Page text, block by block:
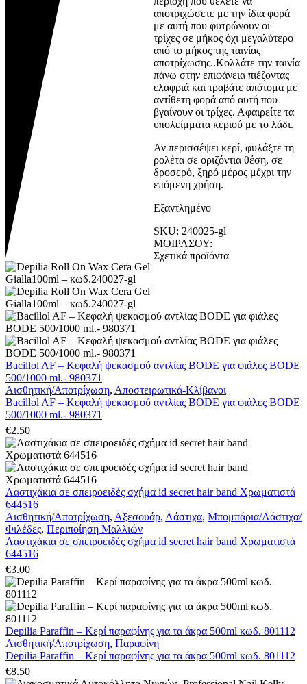
αποτριχώσετε με την ίδια φορά
με αυτή που φυτρώνουν οι
τρίχες σε μήκος όχι μεγαλύτερο
από το μήκος της ταινίας
αποτρίχωσης..Κολλάτε την ταινία
πάνω στην επιφάνεια πιέζοντας
ελαφριά και τραβάτε απότομα με
αντίθετη φορά από αυτή που
βγαίνουν οι τρίχες. Αφαιρείτε τα
υπολείμματα κεριού με το λάδι.
Αν περισσέψει κερί, φυλάξτε τη
ρολέτα σε οριζόντια θέση, σε
δροσερό, ξηρό μέρος μέχρι την
επόμενη χρήση.
Εξαντλημένο
SKU: 240025-gl
ΜΟΙΡΑΣΟΥ:
Σχετικά προϊόντα
Bacillol AF – Κεφαλή ψεκασμού αντλίας BODE για φιάλες BODE
500/1000 ml.- 980371
Αισθητική/Αποτρίχωση, Αποστειρωτικά-Κλίβανοι
Bacillol AF – Κεφαλή ψεκασμού αντλίας BODE για φιάλες BODE
500/1000 ml.- 980371
€2.50
Λαστιχάκια σε σπειροειδές σχήμα id secret hair band Χρωματιστά
644516
Αισθητική/Αποτρίχωση, Αξεσουάρ, Λάστιχα, Μπομπάρια/Λάστιχα/
Φιλέδες, Περιποίηση Μαλλιών
Λαστιχάκια σε σπειροειδές σχήμα id secret hair band Χρωματιστά
644516
€3.00
Depilia Paraffin – Κερί παραφίνης για τα άκρα 500ml κωδ. 801112
Αισθητική/Αποτρίχωση, Παραφίνη
Depilia Paraffin – Κερί παραφίνης για τα άκρα 500ml κωδ. 801112
€8.50